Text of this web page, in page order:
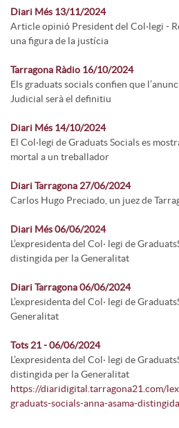
Diari Més 13/11/2024
Article opinió President del Col·legi -
una figura de la justícia
Tarragona Ràdio 16/10/2024
Els graduats socials confien que
Judicial serà el definitiu
Diari Més 14/10/2024
El Col·legi de Graduats Socials es
mortal a un treballador
Diari Tarragona 27/06/2024
Carlos Hugo Preciado, un juez de
Diari Més 06/06/2024
L’expresidenta del Col· legi de
distingida per la Generalitat
Diari Tarragona 06/06/2024
L’expresidenta del Col· legi de
Generalitat
Tots 21 - 06/06/2024
L’expresidenta del Col· legi de
distingida per la Generalitat
https://diaridigital.tarragona21.com/
graduats-socials-anna-asama-